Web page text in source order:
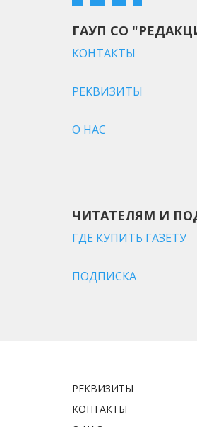
ГАУП СО
КОНТАКТЫ
РЕКВИЗИТЫ
О НАС
ЧИТАТЕЛЯМ И
ГДЕ КУПИТЬ ГАЗЕТУ
ПОДПИСКА
РЕКВИЗИТЫ
КОНТАКТЫ